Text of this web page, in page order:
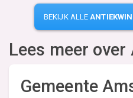
BEKIJK ALLE
Lees meer over
Gemeente